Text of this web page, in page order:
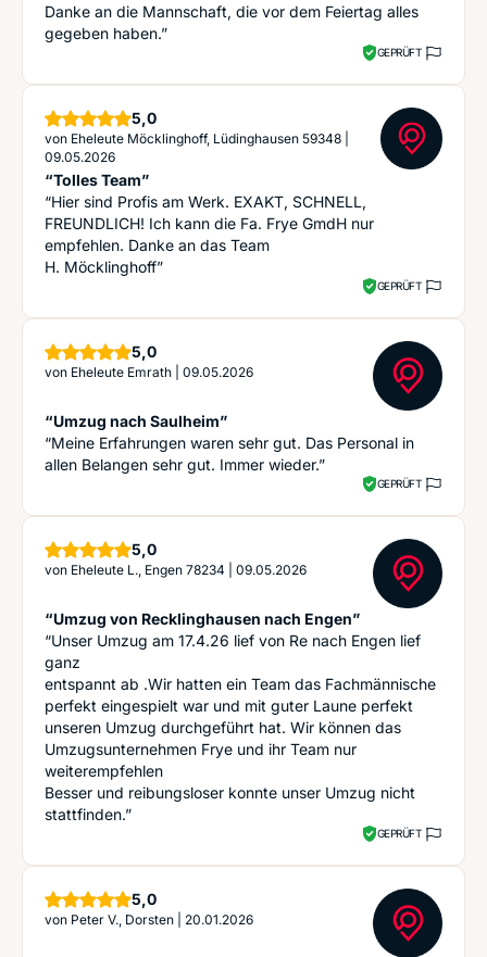
Danke an die Mannschaft, die vor dem Feiertag alles
gegeben haben.”
GEPRÜFT
5,0Sterne
von Eheleute Möcklinghoff, Lüdinghausen 59348
09.05.2026
“Tolles Team”
“Hier sind Profis am Werk. EXAKT, SCHNELL,
FREUNDLICH! Ich kann die Fa. Frye GmdH nur
empfehlen. Danke an das Team
H. Möcklinghoff”
GEPRÜFT
5,0Sterne
von Eheleute Emrath 09.05.2026
“Umzug nach Saulheim”
“Meine Erfahrungen waren sehr gut. Das Personal in
allen Belangen sehr gut. Immer wieder.”
GEPRÜFT
5,0Sterne
von Eheleute L., Engen 78234 09.05.2026
“Umzug von Recklinghausen nach Engen”
“Unser Umzug am 17.4.26 lief von Re nach Engen lief
ganz
entspannt ab .Wir hatten ein Team das Fachmännische
perfekt eingespielt war und mit guter Laune perfekt
unseren Umzug durchgeführt hat. Wir können das
Umzugsunternehmen Frye und ihr Team nur
weiterempfehlen
Besser und reibungsloser konnte unser Umzug nicht
stattfinden.”
GEPRÜFT
5,0Sterne
von Peter V., Dorsten 20.01.2026